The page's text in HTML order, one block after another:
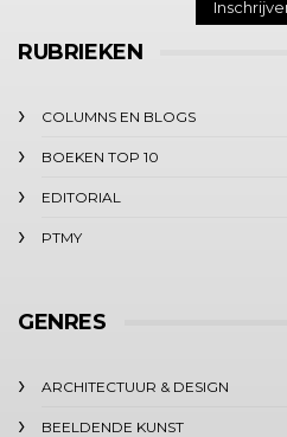
RUBRIEKEN
COLUMNS EN BLOGS
BOEKEN TOP 10
EDITORIAL
PTMY
GENRES
ARCHITECTUUR & DESIGN
BEELDENDE KUNST